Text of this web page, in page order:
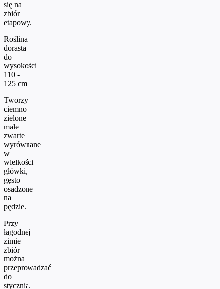
się na
zbiór
etapowy.
Roślina
dorasta
do
wysokości
110 -
125 cm.
Tworzy
ciemno
zielone
małe
zwarte
wyrównane
w
wielkości
główki,
gęsto
osadzone
na
pędzie.
Przy
łagodnej
zimie
zbiór
można
przeprowadzać
do
stycznia.